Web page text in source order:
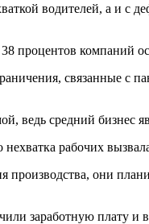
водителей, а и
процентов компаний
связанные с
ведь средний бизнес
рабочих
производства, они
заработную плату и